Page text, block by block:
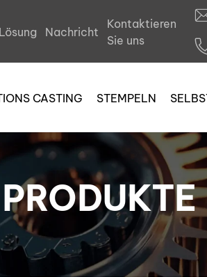
Lösung Nachricht
Kontaktieren
Sie uns
CASTING STEMPELN
PRODUKTE